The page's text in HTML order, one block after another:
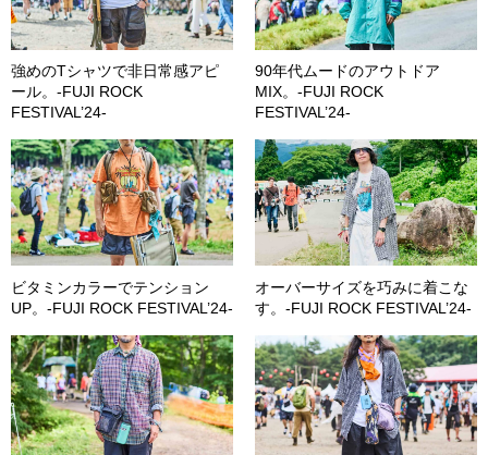
強めのTシャツで非日常感アピ
ール。-FUJI ROCK
FESTIVAL’24-
90年代ムードのアウトドア
MIX。-FUJI ROCK
FESTIVAL’24-
ビタミンカラーでテンション
UP。-FUJI ROCK FESTIVAL’24-
オーバーサイズを巧みに着こな
す。-FUJI ROCK FESTIVAL’24-